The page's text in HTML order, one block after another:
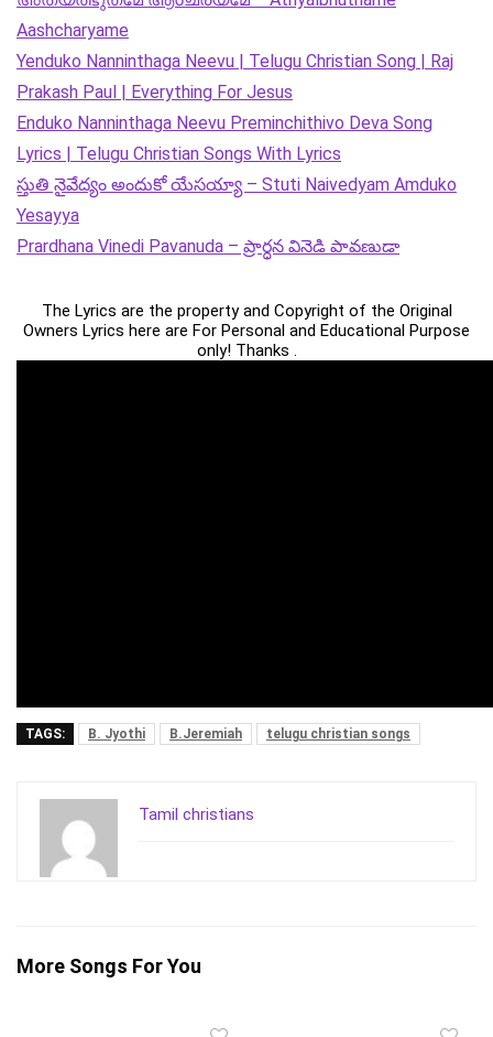
Aashcharyame
Yenduko Nanninthaga Neevu | Telugu Christian Song | Raj
Prakash Paul | Everything For Jesus
Enduko Nanninthaga Neevu Preminchithivo Deva Song
Lyrics | Telugu Christian Songs With Lyrics
స్తుతి నైవేద్యం అందుకో యేసయ్యా – Stuti Naivedyam Amduko
Yesayya
Prardhana Vinedi Pavanuda – ప్రార్ధన వినెడి పావణుడా
The Lyrics are the property and Copyright of the Original
Owners Lyrics here are For Personal and Educational Purpose
only! Thanks .
TAGS: B. Jyothi B.Jeremiah telugu christian songs
Tamil christians
More Songs For You